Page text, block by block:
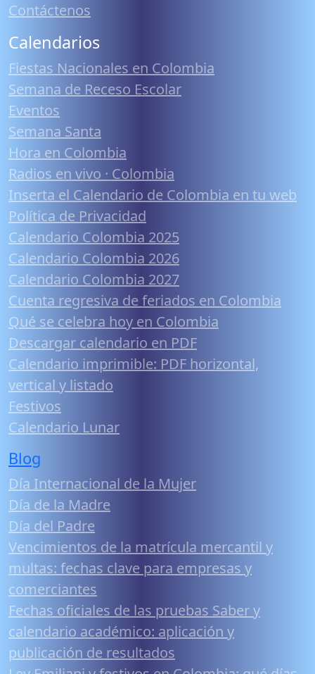
Contáctenos
Calendarios
Fiestas Nacionales en Colombia
Semana de Receso Escolar
Eventos
Semana Santa
Hora en Colombia
Radios en vivo · Colombia
Inserta el Calendario de Colombia en tu web
Política de Privacidad
Calendario Colombia 2025
Calendario Colombia 2026
Calendario Colombia 2027
Cuenta regresiva de feriados en Colombia
Qué se celebra hoy en Colombia
Descargar calendario en PDF
Calendario imprimible: PDF horizontal,
vertical y listado
Festivos
Calendario Lunar
Blog
Día Internacional de la Mujer
Día de la Madre
Día del Padre
Vencimientos de la matrícula mercantil y
multas: fechas clave para empresas y
comerciantes
Fechas oficiales de las pruebas Saber y
calendario académico: aplicación y
publicación de resultados